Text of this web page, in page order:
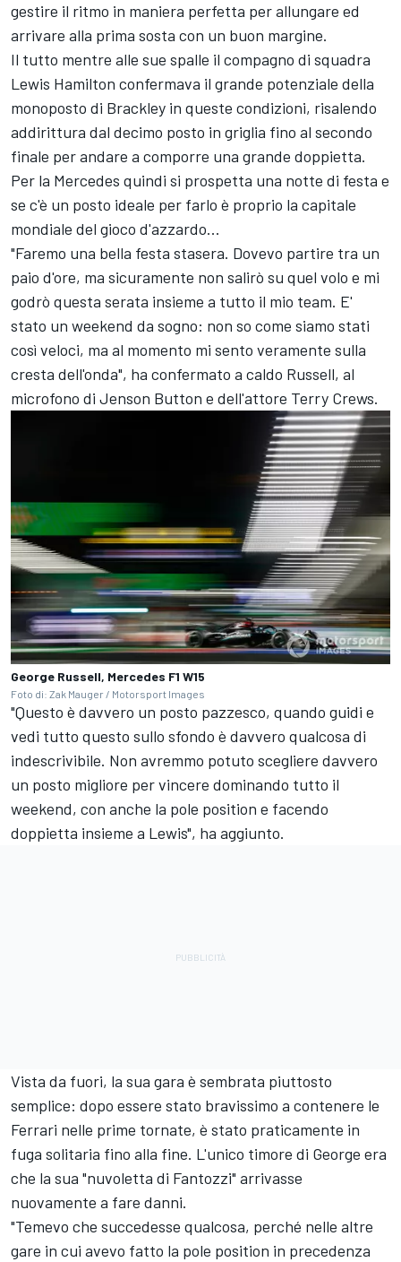
gestire il ritmo in maniera perfetta per allungare ed
arrivare alla prima sosta con un buon margine.
Il tutto mentre alle sue spalle il compagno di squadra
Lewis Hamilton confermava il grande potenziale della
monoposto di Brackley in queste condizioni, risalendo
addirittura dal decimo posto in griglia fino al secondo
finale per andare a comporre una grande doppietta.
Per la Mercedes quindi si prospetta una notte di festa e
se c'è un posto ideale per farlo è proprio la capitale
mondiale del gioco d'azzardo...
"Faremo una bella festa stasera. Dovevo partire tra un
paio d'ore, ma sicuramente non salirò su quel volo e mi
godrò questa serata insieme a tutto il mio team. E'
stato un weekend da sogno: non so come siamo stati
così veloci, ma al momento mi sento veramente sulla
cresta dell'onda", ha confermato a caldo Russell, al
microfono di Jenson Button e dell'attore Terry Crews.
George Russell, Mercedes F1 W15
Foto di: Zak Mauger / Motorsport Images
"Questo è davvero un posto pazzesco, quando guidi e
vedi tutto questo sullo sfondo è davvero qualcosa di
indescrivibile. Non avremmo potuto scegliere davvero
un posto migliore per vincere dominando tutto il
weekend, con anche la pole position e facendo
doppietta insieme a Lewis", ha aggiunto.
Vista da fuori, la sua gara è sembrata piuttosto
semplice: dopo essere stato bravissimo a contenere le
Ferrari nelle prime tornate, è stato praticamente in
fuga solitaria fino alla fine. L'unico timore di George era
che la sua "nuvoletta di Fantozzi" arrivasse
nuovamente a fare danni.
"Temevo che succedesse qualcosa, perché nelle altre
gare in cui avevo fatto la pole position in precedenza